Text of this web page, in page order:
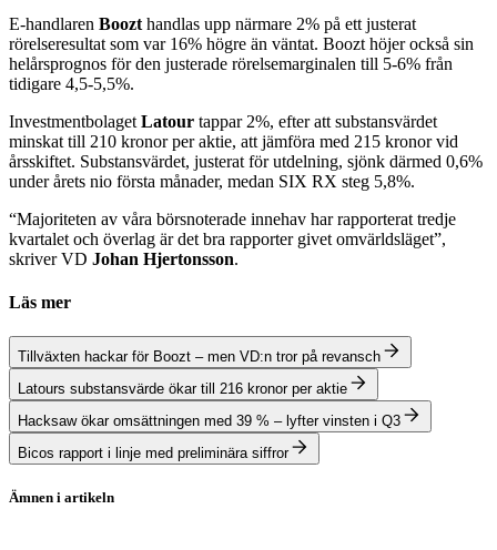
E-handlaren Boozt handlas upp närmare 2% på ett justerat
rörelseresultat som var 16% högre än väntat. Boozt höjer också sin
helårsprognos för den justerade rörelsemarginalen till 5-6% från
tidigare 4,5-5,5%.
Investmentbolaget Latour tappar 2%, efter att substansvärdet
minskat till 210 kronor per aktie, att jämföra med 215 kronor vid
årsskiftet. Substansvärdet, justerat för utdelning, sjönk därmed 0,6%
under årets nio första månader, medan SIX RX steg 5,8%.
“Majoriteten av våra börsnoterade innehav har rapporterat tredje
kvartalet och överlag är det bra rapporter givet omvärldsläget”,
skriver VD Johan Hjertonsson.
Läs mer
Tillväxten hackar för Boozt – men VD:n tror på revansch
Latours substansvärde ökar till 216 kronor per aktie
Hacksaw ökar omsättningen med 39 % – lyfter vinsten i Q3
Bicos rapport i linje med preliminära siffror
Ämnen i artikeln